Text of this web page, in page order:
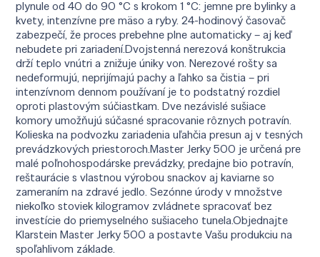
plynule od 40 do 90 °C s krokom 1 °C: jemne pre bylinky a
kvety, intenzívne pre mäso a ryby. 24-hodinový časovač
zabezpečí, že proces prebehne plne automaticky – aj keď
nebudete pri zariadení.Dvojstenná nerezová konštrukcia
drží teplo vnútri a znižuje úniky von. Nerezové rošty sa
nedeformujú, neprijímajú pachy a ľahko sa čistia – pri
intenzívnom dennom používaní je to podstatný rozdiel
oproti plastovým súčiastkam. Dve nezávislé sušiace
komory umožňujú súčasné spracovanie rôznych potravín.
Kolieska na podvozku zariadenia uľahčia presun aj v tesných
prevádzkových priestoroch.Master Jerky 500 je určená pre
malé poľnohospodárske prevádzky, predajne bio potravín,
reštaurácie s vlastnou výrobou snackov aj kaviarne so
zameraním na zdravé jedlo. Sezónne úrody v množstve
niekoľko stoviek kilogramov zvládnete spracovať bez
investície do priemyselného sušiaceho tunela.Objednajte
Klarstein Master Jerky 500 a postavte Vašu produkciu na
spoľahlivom základe.